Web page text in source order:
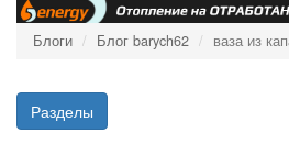
Блоги Блог barych62 ваза из
Разделы